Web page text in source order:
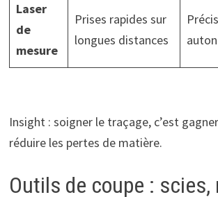
Laser
de
mesure
Prises rapides sur
longues distances
Insight : soigner le traçage, c’est
réduire les pertes de matière.
Outils de coupe : scies,